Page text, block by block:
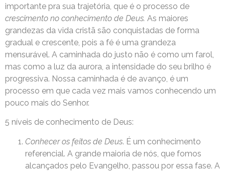
importante pra sua trajetória, que é o processo de
crescimento no conhecimento de Deus. As maiores
grandezas da vida cristã são conquistadas de forma
gradual e crescente, pois a fé é uma grandeza
mensurável. A caminhada do justo não é como um farol,
mas como a luz da aurora, a intensidade do seu brilho é
progressiva. Nossa caminhada é de avanço, é um
processo em que cada vez mais vamos conhecendo um
pouco mais do Senhor.
5 níveis de conhecimento de Deus:
Conhecer os feitos de Deus. É um conhecimento
referencial. A grande maioria de nós, que fomos
alcançados pelo Evangelho, passou por essa fase. A